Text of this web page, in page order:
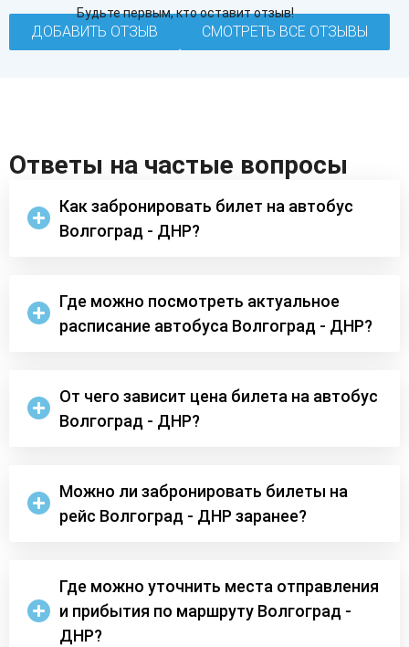
Будьте первым, кто оставит отзыв!
ДОБАВИТЬ ОТЗЫВ СМОТРЕТЬ ВСЕ ОТЗЫВЫ
Ответы на частые вопросы
Как забронировать билет на автобус
Волгоград - ДНР?
Где можно посмотреть актуальное
расписание автобуса Волгоград - ДНР?
От чего зависит цена билета на автобус
Волгоград - ДНР?
Можно ли забронировать билеты на
рейс Волгоград - ДНР заранее?
Где можно уточнить места отправления
и прибытия по маршруту Волгоград -
ДНР?